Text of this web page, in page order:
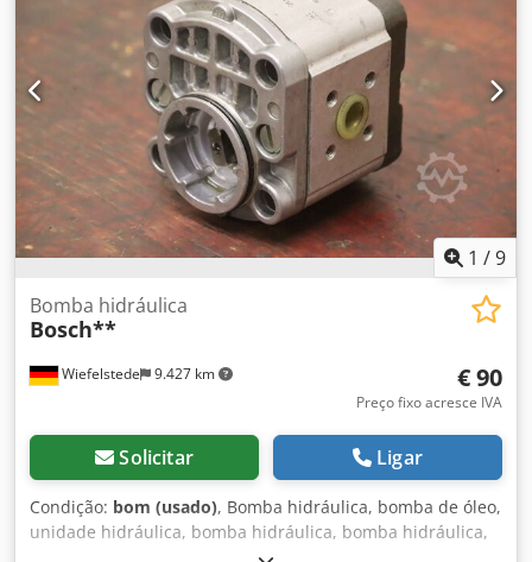
1 /9
Wiefelstede 9.427 km
Bomba hidráulica
Bosch**
€ 90
Preço fixo acresce IVA
Solicitar Ligar
Condição: bom (usado), Bomba hidráulica, bomba de óleo,
unidade hidráulica, bomba hidráulica, bomba hidráulica,
motor elétrico, motor de corrente contínua, motor de